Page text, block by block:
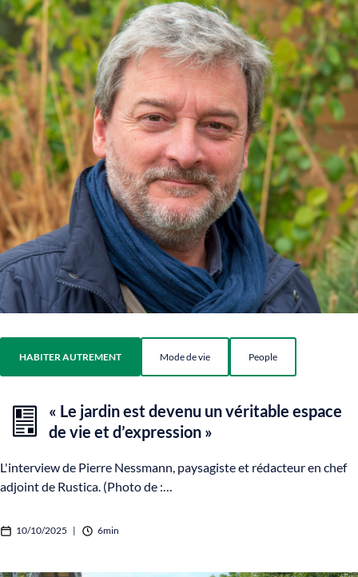
HABITER AUTREMENT Mode de vie People
« Le jardin est devenu un véritable espace
de vie et d’expression »
L'interview de Pierre Nessmann, paysagiste et rédacteur en chef
adjoint de Rustica. (Photo de :…
10/10/2025 | 6min